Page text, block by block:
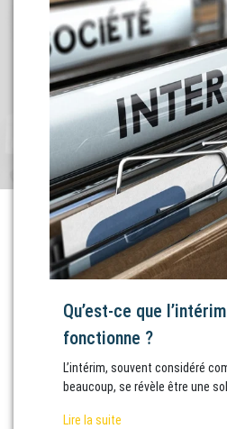
Qu’est-ce que
fonctionne ?
L’intérim, souvent considéré
beaucoup, se révèle être une
Lire la suite